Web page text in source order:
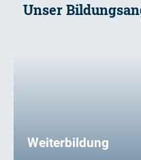
Unser
Weiterbildung